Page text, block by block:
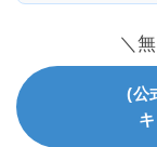
＼
(公